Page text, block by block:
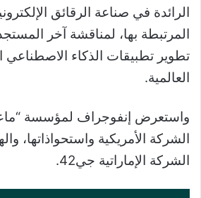
الرائدة في صناعة الرقائق
المرتبطة بها، لمناقشة آخر
تطوير تطبيقات الذكاء الاصطناعي
العالمية.
واستعرض إنفوجراف لمؤسسة
الشركة الأمريكية واستحواذاتها،
الشركة الإماراتية جي42.